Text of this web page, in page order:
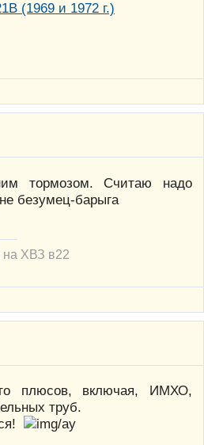
тормозом. Считаю надо
безумец-барыга
на ХВЗ в22
плюсов, включая, ИМХО,
труб.